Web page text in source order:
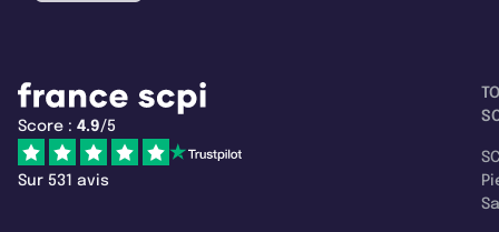
Score : 4.9/5
Sur 531 avis